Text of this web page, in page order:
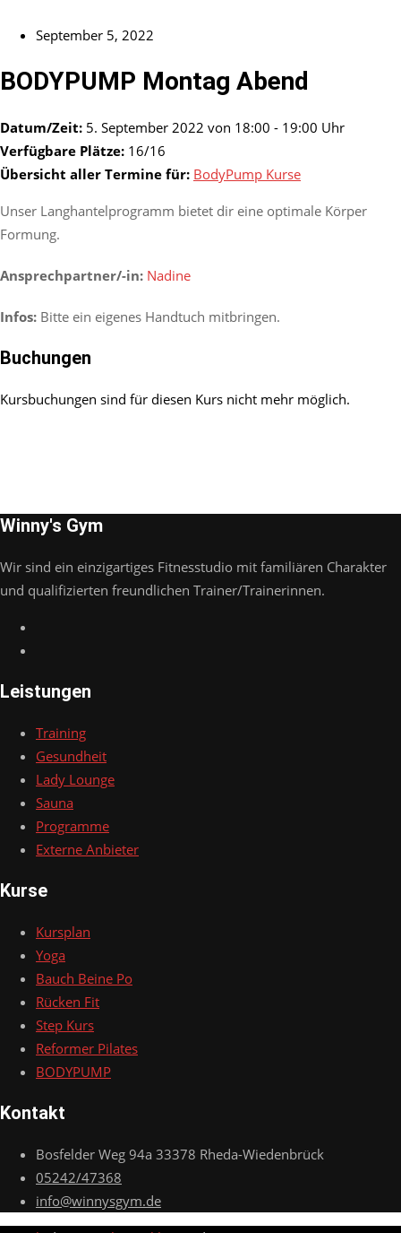
September 5, 2022
BODYPUMP Montag Abend
Datum/Zeit: 5. September 2022 von 18:00 - 19:00 Uhr
Verfügbare Plätze: 16/16
Übersicht aller Termine für: BodyPump Kurse
Unser Langhantelprogramm bietet dir eine optimale Körper
Formung.
Ansprechpartner/-in: Nadine
Infos: Bitte ein eigenes Handtuch mitbringen.
Buchungen
Kursbuchungen sind für diesen Kurs nicht mehr möglich.
Winny's Gym
Wir sind ein einzigartiges Fitnesstudio mit familiären Charakter
und qualifizierten freundlichen Trainer/Trainerinnen.
Leistungen
Training
Gesundheit
Lady Lounge
Sauna
Programme
Externe Anbieter
Kurse
Kursplan
Yoga
Bauch Beine Po
Rücken Fit
Step Kurs
Reformer Pilates
BODYPUMP
Kontakt
Bosfelder Weg 94a 33378 Rheda-Wiedenbrück
05242/47368
info@winnysgym.de